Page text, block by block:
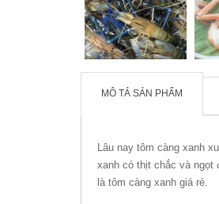
MÔ TẢ SẢN PHẨM
Lâu nay tôm càng xanh
xanh có thịt chắc và ngọt
là tôm càng xanh giá rẻ.